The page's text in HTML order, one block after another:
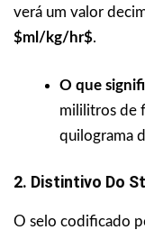
verá um valor
$ml/kg/hr$.
O que
mililitros de
quilograma
2. Distintivo Do
O selo codificado